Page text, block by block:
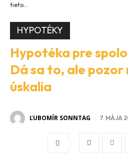
tieto...
HYPOTÉKY
Hypotéka pre
Dá sa to, ale
úskalia
ĽUBOMÍR SONNTAG 7. MÁJA